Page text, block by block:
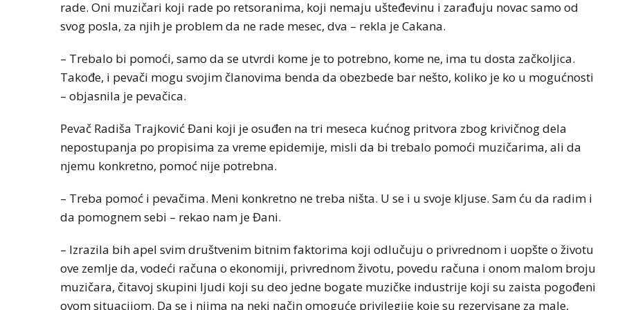
rade. Oni muzičari koji rade po retsoranima, koji nemaju ušteđevinu i zarađuju novac samo od
svog posla, za njih je problem da ne rade mesec, dva – rekla je Cakana.
– Trebalo bi pomoći, samo da se utvrdi kome je to potrebno, kome ne, ima tu dosta začkoljica.
Takođe, i pevači mogu svojim članovima benda da obezbede bar nešto, koliko je ko u mogućnosti
– objasnila je pevačica.
Pevač Radiša Trajković Đani koji je osuđen na tri meseca kućnog pritvora zbog krivičnog dela
nepostupanja po propisima za vreme epidemije, misli da bi trebalo pomoći muzičarima, ali da
njemu konkretno, pomoć nije potrebna.
– Treba pomoć i pevačima. Meni konkretno ne treba ništa. U se i u svoje kljuse. Sam ću da radim i
da pomognem sebi – rekao nam je Đani.
– Izrazila bih apel svim društvenim bitnim faktorima koji odlučuju o privrednom i uopšte o životu
ove zemlje da, vodeći računa o ekonomiji, privrednom životu, povedu računa i onom malom broju
muzičara, čitavoj skupini ljudi koji su deo jedne bogate muzičke industrije koji su zaista pogođeni
ovom situacijom. Da se i njima na neki način omoguće privilegije koje su rezervisane za male,